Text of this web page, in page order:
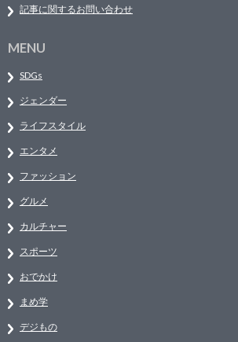
記事に関するお問い合わせ
MENU
SDGs
ジェンダー
ライフスタイル
エンタメ
ファッション
グルメ
カルチャー
スポーツ
おでかけ
まめ学
デジもの